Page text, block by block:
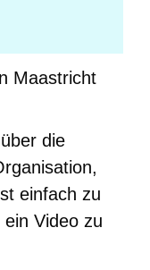
die
einfach zu
Video zu